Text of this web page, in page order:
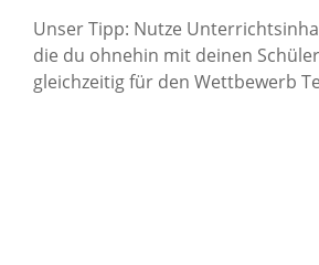
Unser Tipp: Nutze
die du ohnehin mit deinen
gleichzeitig für den Wettbewerb